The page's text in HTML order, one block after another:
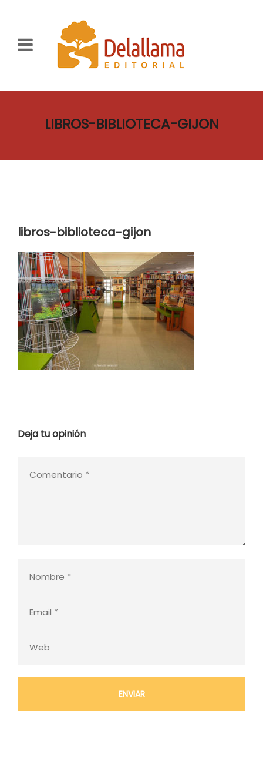
LIBROS-BIBLIOTECA-GIJON
libros-biblioteca-gijon
Deja tu opinión